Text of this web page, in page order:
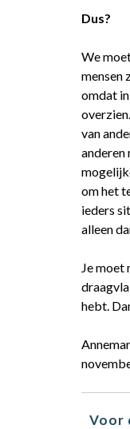
Dus?
We
mensen
omdat
van
anderen
om het
ieders
alleen
Je moet
hebt.
Voor